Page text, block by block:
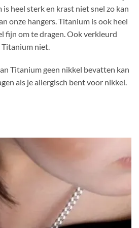
heel sterk en krast niet snel zo kan
onze hangers. Titanium is ook heel
fijn om te dragen. Ook verkleurd
Titanium niet.
Titanium geen nikkel bevatten kan
als je allergisch bent voor nikkel.